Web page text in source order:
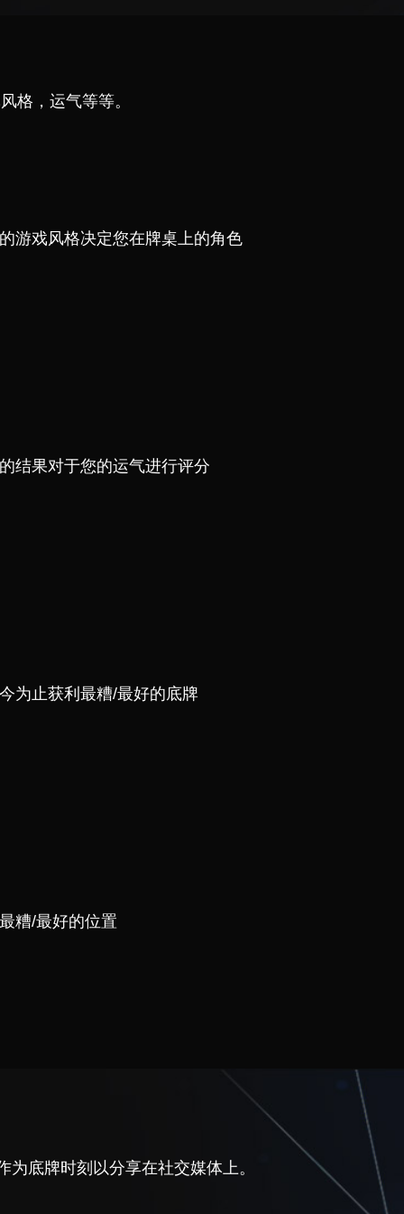
格，运气等等。
游戏风格决定您在牌桌上的角色
结果对于您的运气进行评分
为止获利最糟/最好的底牌
糟/最好的位置
底牌时刻以分享在社交媒体上。